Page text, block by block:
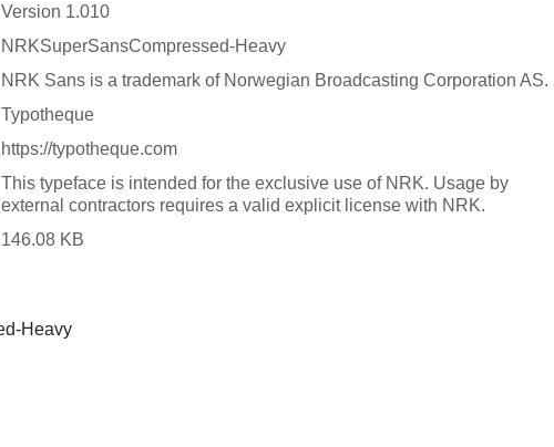
Version 1.010
NRKSuperSansCompressed-Heavy
NRK Sans is a trademark of Norwegian Broadcasting Corporation AS.
Typotheque
https://typotheque.com
This typeface is intended for the exclusive use of NRK. Usage by
external contractors requires a valid explicit license with NRK.
146.08 KB